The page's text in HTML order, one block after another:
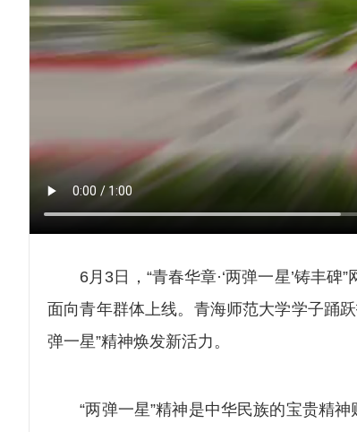
6月3日，“青春华章·‘两弹一星’铸丰碑”
面向青年群体上线。青海师范大学学子踊
弹一星”精神焕发新活力。
“两弹一星”精神是中华民族的宝贵精神